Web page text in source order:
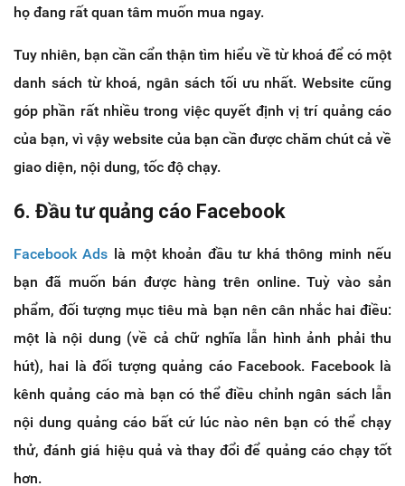
họ đang rất quan tâm muốn mua ngay.
Tuy nhiên, bạn cần cẩn thận tìm hiểu về từ khoá để có một
danh sách từ khoá, ngân sách tối ưu nhất. Website cũng
góp phần rất nhiều trong việc quyết định vị trí quảng cáo
của bạn, vì vậy website của bạn cần được chăm chút cả về
giao diện, nội dung, tốc độ chạy.
6. Đầu tư quảng cáo Facebook
Facebook Ads là một khoản đầu tư khá thông minh nếu
bạn đã muốn bán được hàng trên online. Tuỳ vào sản
phẩm, đối tượng mục tiêu mà bạn nên cân nhắc hai điều:
một là nội dung (về cả chữ nghĩa lẫn hình ảnh phải thu
hút), hai là đối tượng quảng cáo Facebook. Facebook là
kênh quảng cáo mà bạn có thể điều chỉnh ngân sách lẫn
nội dung quảng cáo bất cứ lúc nào nên bạn có thể chạy
thử, đánh giá hiệu quả và thay đổi để quảng cáo chạy tốt
hơn.